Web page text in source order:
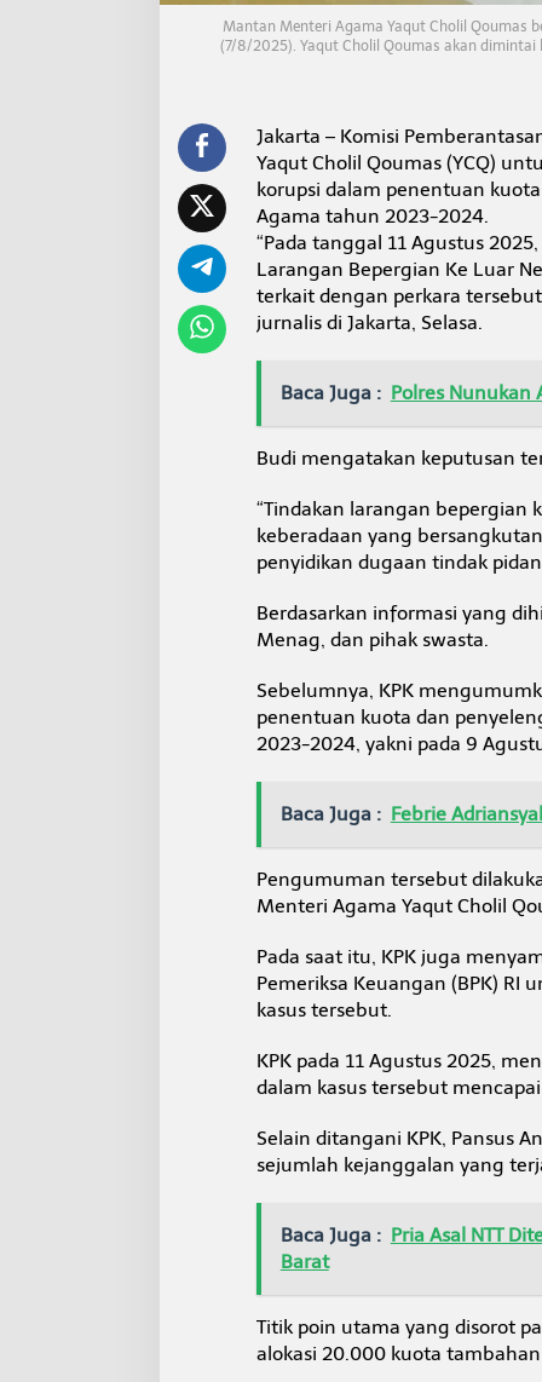
e
L
u
e
g
e
i
Mantan Menteri Agama Yaqut Cholil Qoumas
(7/8/2025). Yaqut Cholil Qoumas akan dimintai
Jakarta – Komisi
Yaqut Cholil Qoumas (YCQ)
korupsi dalam penentuan
Agama tahun 2023-2024.
“Pada tanggal 11 Agustus
Larangan Bepergian Ke Luar
terkait dengan perkara
jurnalis di Jakarta, Selasa.
Baca Juga : Polres Nunukan
Budi mengatakan keputusan
“Tindakan larangan bepergian
keberadaan yang
penyidikan dugaan tindak
Berdasarkan informasi yang
Menag, dan pihak swasta.
Sebelumnya, KPK
penentuan kuota dan
2023-2024, yakni pada 9
Baca Juga : Febrie
Pengumuman tersebut
Menteri Agama Yaqut Cholil
Pada saat itu, KPK juga
Pemeriksa Keuangan (BPK)
kasus tersebut.
KPK pada 11 Agustus 2025,
dalam kasus tersebut
Selain ditangani KPK, Pansus
sejumlah kejanggalan yang
Baca Juga : Pria Asal NTT
Barat
Titik poin utama yang disorot
alokasi 20.000 kuota